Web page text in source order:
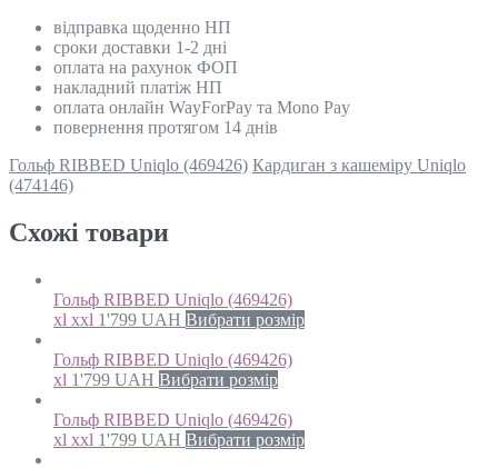
відправка щоденно НП
сроки доставки 1-2 дні
оплата на рахунок ФОП
накладний платіж НП
оплата онлайн WayForPay та Mono Pay
повернення протягом 14 днів
Гольф RIBBED Uniqlo (469426) Кардиган з кашеміру Uniqlo
(474146)
Схожi товари
Гольф RIBBED Uniqlo (469426)
xl xxl 1'799 UAH Вибрати розмір
Гольф RIBBED Uniqlo (469426)
xl 1'799 UAH Вибрати розмір
Гольф RIBBED Uniqlo (469426)
xl xxl 1'799 UAH Вибрати розмір